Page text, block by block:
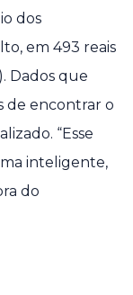
dos
em 493 reais
Dados que
de encontrar o
“Esse
inteligente,
do